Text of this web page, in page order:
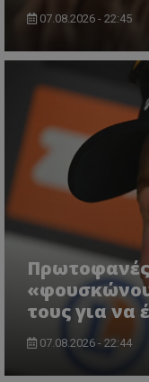
07.08.2026 - 22:45
τους για να
07.08.2026 - 22:44